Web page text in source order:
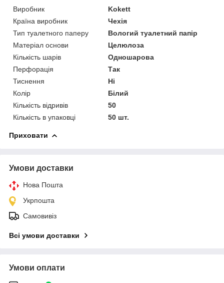
Виробник
Kokett
Країна виробник
Чехія
Тип туалетного паперу
Вологий туалетний папір
Матеріал основи
Целюлоза
Кількість шарів
Одношарова
Перфорація
Так
Тиснення
Ні
Колір
Білий
Кількість відривів
50
Кількість в упаковці
50 шт.
Приховати
Умови доставки
Нова Пошта
Укрпошта
Самовивіз
Всі умови доставки
Умови оплати